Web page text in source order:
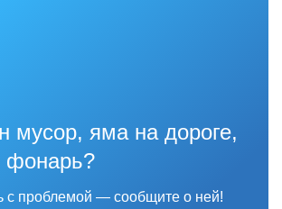
мусор, яма на дороге,
фонарь?
с проблемой — сообщите о ней!